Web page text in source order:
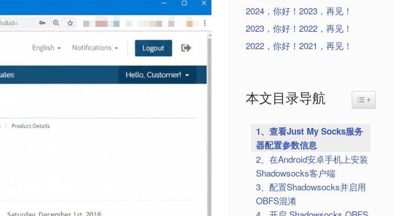
2024，你好！2023，再见！
2023，你好！2022，再见！
2022，你好！2021，再见！
本文目录导航 Toggle Table
1、查看Just My Socks服务
器配置参数信息
2、在Android安卓手机上安装
Shadowsocks客户端
3、配置Shadowsocks并启用
OBFS混淆